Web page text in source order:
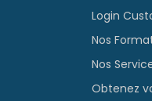
Login
Nos
Nos
Obtenez